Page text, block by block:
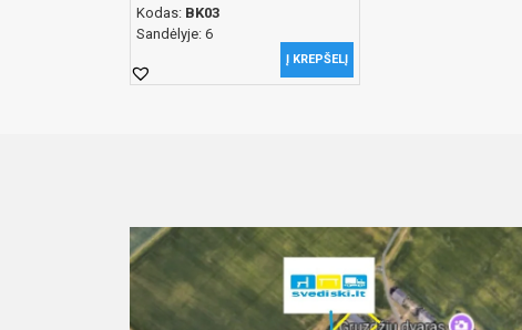
Kodas: BK03
Sandėlyje: 6
Į KREPŠELĮ